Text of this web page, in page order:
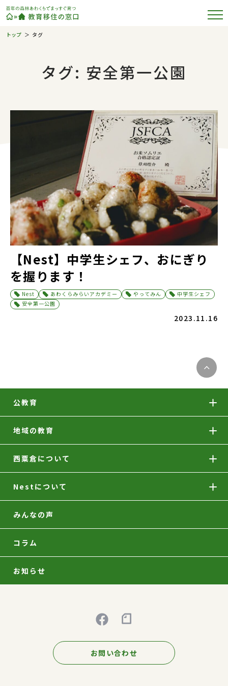
トップ タグ
タグ: 安全第一公園
【Nest】中学生シェフ、おにぎり
を握ります！
Nest あわくらみらいアカデミー やってみん
中学生シェフ
安全第一公園
2023.11.16
公教育
地域の教育
西粟倉について
Nestについて
みんなの声
コラム
お知らせ
お問い合わせ